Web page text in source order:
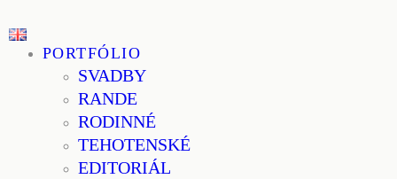
PORTFÓLIO
SVADBY
RANDE
RODINNÉ
TEHOTENSKÉ
EDITORIÁL